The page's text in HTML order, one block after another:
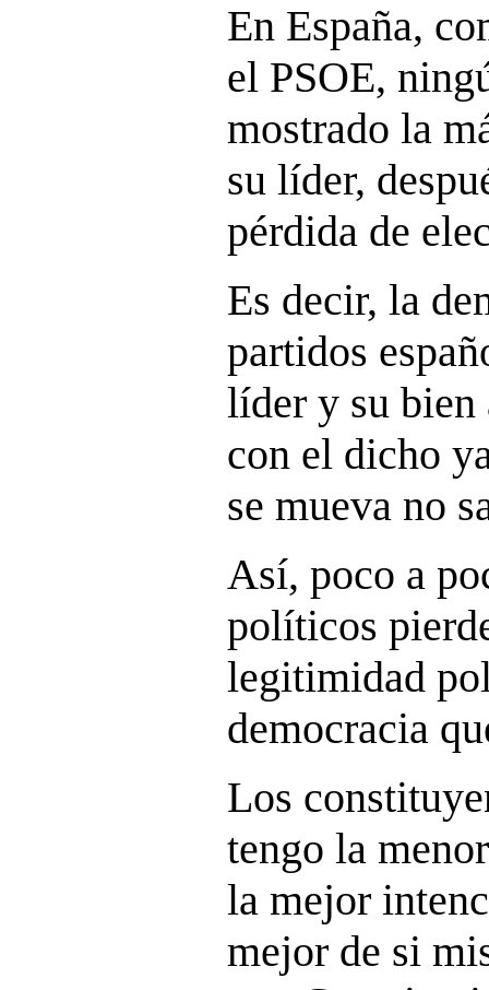
En España,
el PSOE,
mostrado la
su líder,
pérdida de
Es decir, la
partidos
líder y su bien
con el dicho
se mueva no
Así, poco a
políticos
legitimidad
democracia
Los
tengo la
la mejor
mejor de si